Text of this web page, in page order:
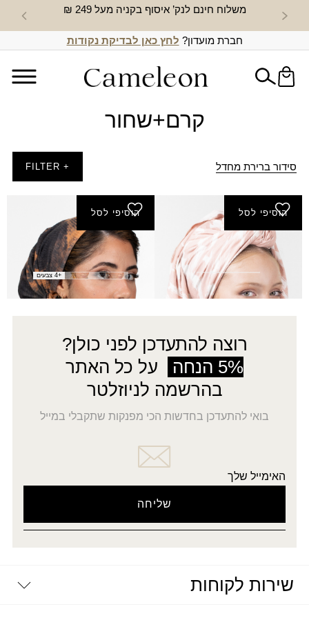
משלוח חינם לנק’ איסוף בקניה מעל 249 ₪ חדש
חברת מועדון? לחץ כאן לבדיקת נקודות
קרם+שחור
סידור ברירת מחדל + FILTER
הוסיפי לסל
צעיף מנוקד
₪44.00
הוסיפי לסל
בנדנה סימפוניה גומי
₪45.00
+4 צבעים
רוצה להתעדכן לפני כולן?
5% הנחה
על כל האתר
בהרשמה לניוזלטר
בואי להתעדכן בחדשות הכי מפנקות שתקבלי במייל
האימייל שלך
שירות לקוחות